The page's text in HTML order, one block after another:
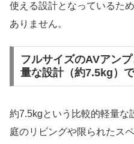
使える設計となっているた
ありません。
フルサイズのAVアン
量な設計（約7.5kg）
約7.5kgという比較的軽量な
庭のリビングや限られたス